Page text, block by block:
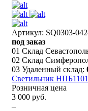
Артикул: SQ0303-
под заказ
01 Склад
02 Склад
03 Удаленный склад:
Светильник
Розничная цена
3 000 руб.
–